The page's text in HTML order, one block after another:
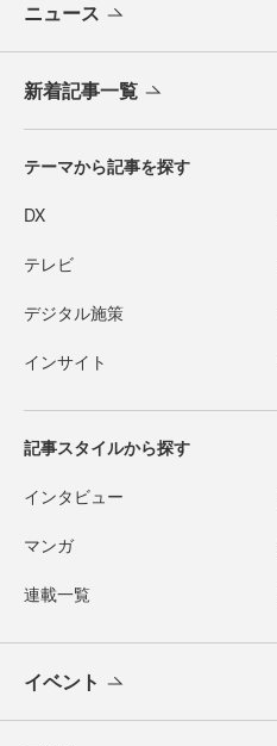
ニュース
新着記事一覧
テーマから記事を探す
DX
テレビ
デジタル施策
インサイト
記事スタイルから探す
インタビュー
マンガ
連載一覧
イベント